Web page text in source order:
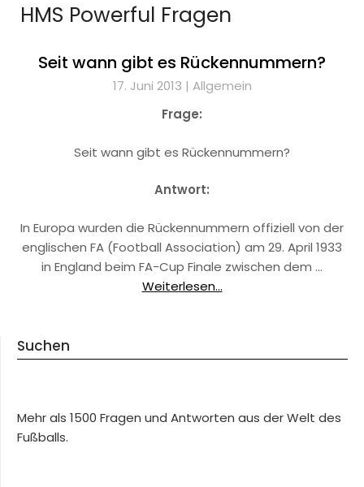
HMS Powerful Fragen
Seit wann gibt es Rückennummern?
17. Juni 2013 | Allgemein
Frage:
Seit wann gibt es Rückennummern?
Antwort:
In Europa wurden die Rückennummern offiziell von der
englischen FA (Football Association) am 29. April 1933
in England beim FA-Cup Finale zwischen dem …
Weiterlesen...
Suchen
Mehr als 1500 Fragen und Antworten aus der Welt des
Fußballs.